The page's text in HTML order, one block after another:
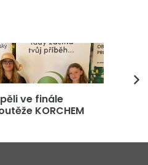
ve finále
KORCHEM